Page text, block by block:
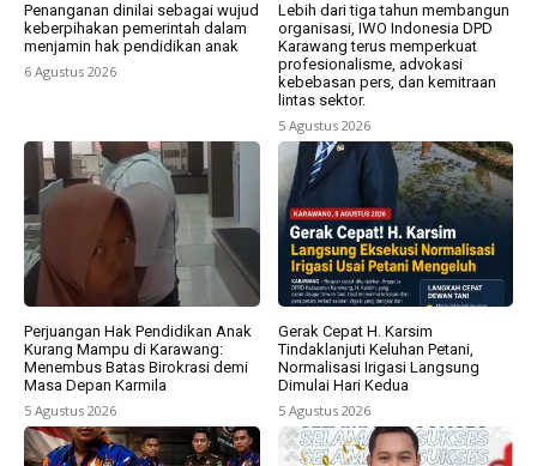
Penanganan dinilai sebagai wujud
keberpihakan pemerintah dalam
menjamin hak pendidikan anak
6 Agustus 2026
Lebih dari tiga tahun membangun
organisasi, IWO Indonesia DPD
Karawang terus memperkuat
profesionalisme, advokasi
kebebasan pers, dan kemitraan
lintas sektor.
5 Agustus 2026
Perjuangan Hak Pendidikan Anak
Kurang Mampu di Karawang:
Menembus Batas Birokrasi demi
Masa Depan Karmila
5 Agustus 2026
Gerak Cepat H. Karsim
Tindaklanjuti Keluhan Petani,
Normalisasi Irigasi Langsung
Dimulai Hari Kedua
5 Agustus 2026